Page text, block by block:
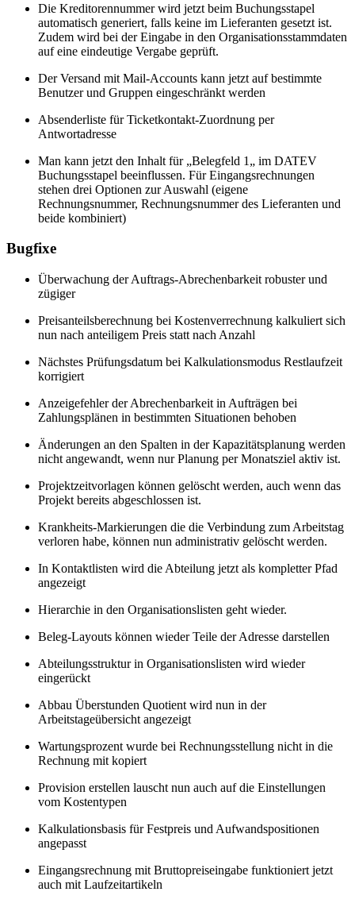
Die Kreditorennummer wird jetzt beim Buchungsstapel
automatisch generiert, falls keine im Lieferanten gesetzt ist.
Zudem wird bei der Eingabe in den Organisationsstammdaten
auf eine eindeutige Vergabe geprüft.
Der Versand mit Mail-Accounts kann jetzt auf bestimmte
Benutzer und Gruppen eingeschränkt werden
Absenderliste für Ticketkontakt-Zuordnung per
Antwortadresse
Man kann jetzt den Inhalt für „Belegfeld 1„ im DATEV
Buchungsstapel beeinflussen. Für Eingangsrechnungen
stehen drei Optionen zur Auswahl (eigene
Rechnungsnummer, Rechnungsnummer des Lieferanten und
beide kombiniert)
Bugfixe
Überwachung der Auftrags-Abrechenbarkeit robuster und
zügiger
Preisanteilsberechnung bei Kostenverrechnung kalkuliert sich
nun nach anteiligem Preis statt nach Anzahl
Nächstes Prüfungsdatum bei Kalkulationsmodus Restlaufzeit
korrigiert
Anzeigefehler der Abrechenbarkeit in Aufträgen bei
Zahlungsplänen in bestimmten Situationen behoben
Änderungen an den Spalten in der Kapazitätsplanung werden
nicht angewandt, wenn nur Planung per Monatsziel aktiv ist.
Projektzeitvorlagen können gelöscht werden, auch wenn das
Projekt bereits abgeschlossen ist.
Krankheits-Markierungen die die Verbindung zum Arbeitstag
verloren habe, können nun administrativ gelöscht werden.
In Kontaktlisten wird die Abteilung jetzt als kompletter Pfad
angezeigt
Hierarchie in den Organisationslisten geht wieder.
Beleg-Layouts können wieder Teile der Adresse darstellen
Abteilungsstruktur in Organisationslisten wird wieder
eingerückt
Abbau Überstunden Quotient wird nun in der
Arbeitstageübersicht angezeigt
Wartungsprozent wurde bei Rechnungsstellung nicht in die
Rechnung mit kopiert
Provision erstellen lauscht nun auch auf die Einstellungen
vom Kostentypen
Kalkulationsbasis für Festpreis und Aufwandspositionen
angepasst
Eingangsrechnung mit Bruttopreiseingabe funktioniert jetzt
auch mit Laufzeitartikeln